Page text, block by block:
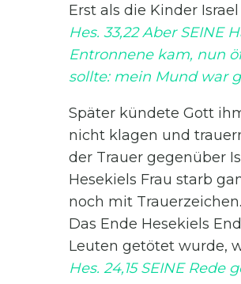
Erst als die Kinder
Hes. 33,22 Aber
Entronnene kam, nun
sollte: mein Mund war
Später kündete Gott
nicht klagen und
der Trauer gegenüber
Hesekiels Frau starb
noch mit Trauerzeichen.
Das Ende Hesekiels
Leuten getötet wurde,
Hes. 24,15 SEINE